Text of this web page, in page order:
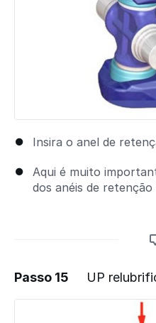
Insira o anel de
Aqui é muito
dos anéis de
Adicionar
Passo 15 UP